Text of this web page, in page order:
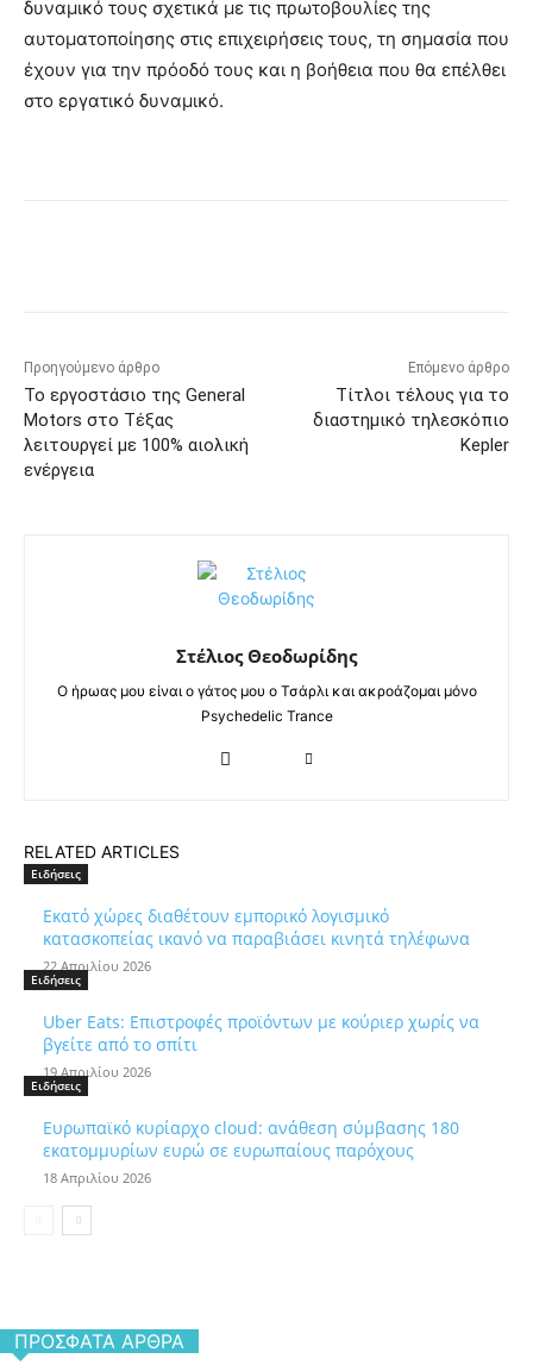
δυναμικό τους σχετικά με τις πρωτοβουλίες της
αυτοματοποίησης στις επιχειρήσεις τους, τη σημασία που
έχουν για την πρόοδό τους και η βοήθεια που θα επέλθει
στο εργατικό δυναμικό.
Προηγούμενο άρθρο
Το εργοστάσιο της General
Motors στο Τέξας
λειτουργεί με 100% αιολική
ενέργεια
Επόμενο άρθρο
Τίτλοι τέλους για το
διαστημικό τηλεσκόπιο
Kepler
Στέλιος Θεοδωρίδης
Ο ήρωας μου είναι ο γάτος μου ο Τσάρλι και ακροάζομαι μόνο
Psychedelic Trance
RELATED ARTICLES
Ειδήσεις
Εκατό χώρες διαθέτουν εμπορικό λογισμικό
κατασκοπείας ικανό να παραβιάσει κινητά τηλέφωνα
22 Απριλίου 2026
Ειδήσεις
Uber Eats: Επιστροφές προϊόντων με κούριερ χωρίς να
βγείτε από το σπίτι
19 Απριλίου 2026
Ειδήσεις
Ευρωπαϊκό κυρίαρχο cloud: ανάθεση σύμβασης 180
εκατομμυρίων ευρώ σε ευρωπαίους παρόχους
18 Απριλίου 2026
ΠΡΌΣΦΑΤΑ ΆΡΘΡΑ